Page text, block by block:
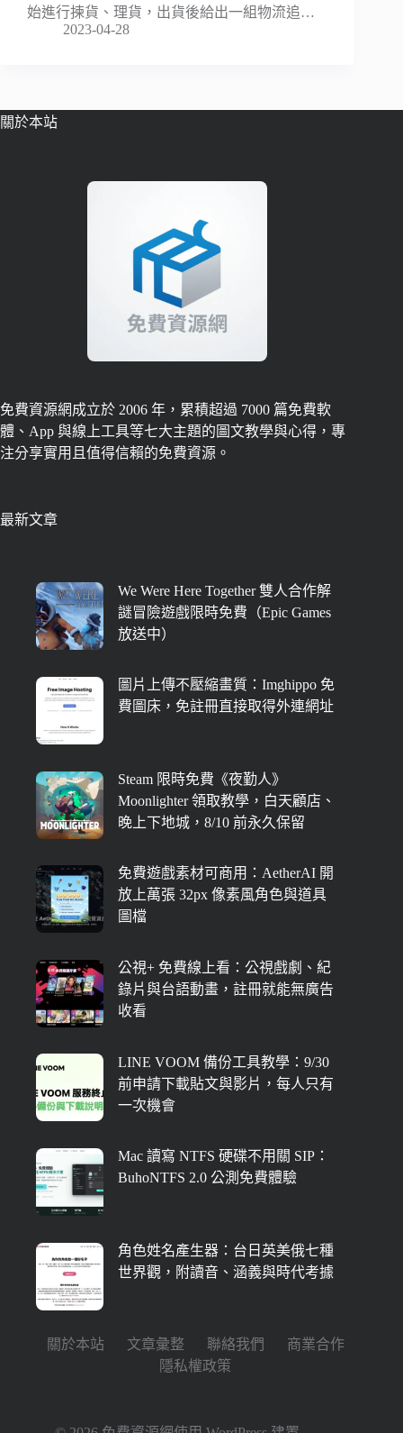
始進行揀貨、理貨，出貨後給出一組物流追…
2023-04-28
關於本站
免費資源網成立於 2006 年，累積超過 7000 篇免費軟
體、App 與線上工具等七大主題的圖文教學與心得，專
注分享實用且值得信賴的免費資源。
最新文章
We Were Here Together 雙人合作解
謎冒險遊戲限時免費（Epic Games
放送中）
圖片上傳不壓縮畫質：Imghippo 免
費圖床，免註冊直接取得外連網址
Steam 限時免費《夜勤人》
Moonlighter 領取教學，白天顧店、
晚上下地城，8/10 前永久保留
免費遊戲素材可商用：AetherAI 開
放上萬張 32px 像素風角色與道具
圖檔
公視+ 免費線上看：公視戲劇、紀
錄片與台語動畫，註冊就能無廣告
收看
LINE VOOM 備份工具教學：9/30
前申請下載貼文與影片，每人只有
一次機會
Mac 讀寫 NTFS 硬碟不用關 SIP：
BuhoNTFS 2.0 公測免費體驗
角色姓名產生器：台日英美俄七種
世界觀，附讀音、涵義與時代考據
關於本站 文章彙整 聯絡我們
商業合作
隱私權政策